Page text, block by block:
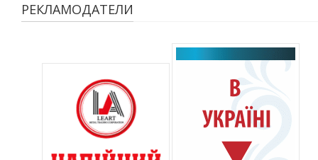
РЕКЛАМОДАТЕЛИ